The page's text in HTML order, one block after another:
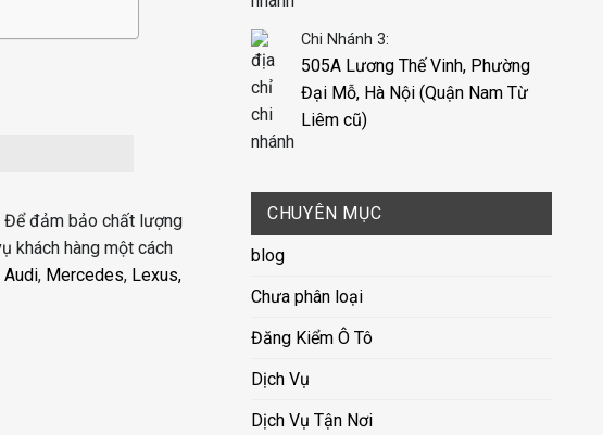
Để đảm bảo chất lượng
khách hàng một cách
Audi, Mercedes, Lexus,
Chi Nhánh 3:
505A Lương Thế Vinh, Phường
Đại Mỗ, Hà Nội (Quận Nam Từ
Liêm cũ)
CHUYÊN MỤC
blog
Chưa phân loại
Đăng Kiểm Ô Tô
Dịch Vụ
Dịch Vụ Tận Nơi